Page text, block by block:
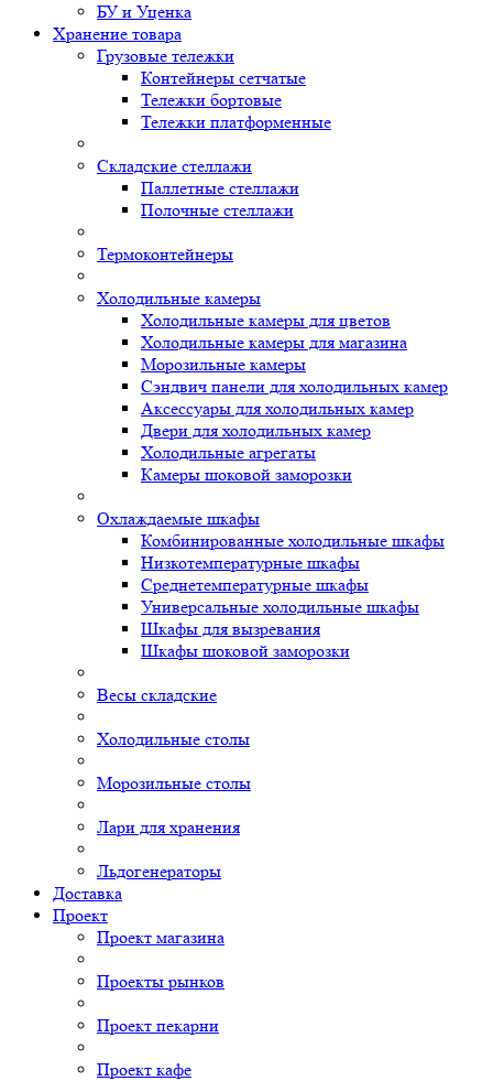
БУ и Уценка
Хранение товара
Грузовые тележки
Контейнеры сетчатые
Тележки бортовые
Тележки платформенные
Складские стеллажи
Паллетные стеллажи
Полочные стеллажи
Термоконтейнеры
Холодильные камеры
Холодильные камеры для цветов
Холодильные камеры для магазина
Морозильные камеры
Сэндвич панели для холодильных камер
Аксессуары для холодильных камер
Двери для холодильных камер
Холодильные агрегаты
Камеры шоковой заморозки
Охлаждаемые шкафы
Комбинированные холодильные шкафы
Низкотемпературные шкафы
Среднетемпературные шкафы
Универсальные холодильные шкафы
Шкафы для вызревания
Шкафы шоковой заморозки
Весы складские
Холодильные столы
Морозильные столы
Лари для хранения
Льдогенераторы
Доставка
Проект
Проект магазина
Проекты рынков
Проект пекарни
Проект кафе